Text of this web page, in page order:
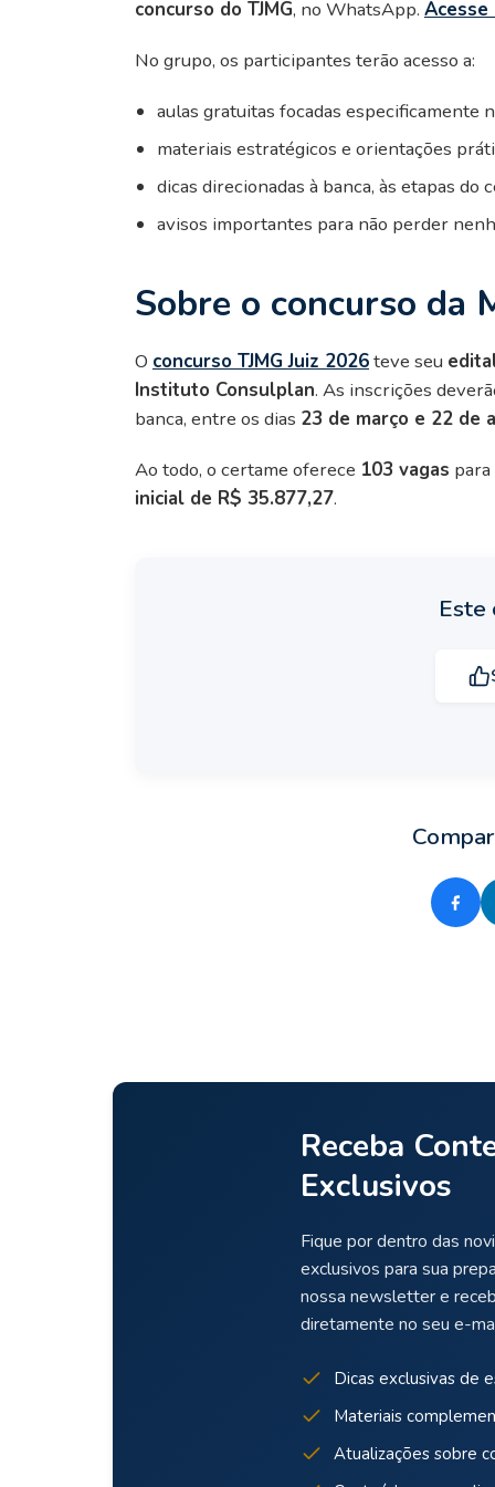
concurso do TJMG, no WhatsApp. Acesse
No grupo, os participantes terão acesso a:
aulas gratuitas focadas especificamente
materiais estratégicos e orientações
dicas direcionadas à banca, às etapas do
avisos importantes para não perder
Sobre o concurso da
O concurso TJMG Juiz 2026teve seu
Instituto Consulplan. As inscrições
banca, entre os dias 23 de março e 22 de
Ao todo, o certame oferece 103 vagas
inicial de R$ 35.877,27.
Este
Receba
Exclusivos
Fique por dentro das
exclusivos para sua
nossa newsletter e
diretamente no seu e-
Dicas exclusivas de
Materiais
Atualizações sobre